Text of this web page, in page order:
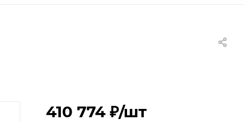
410 774 ₽/шт